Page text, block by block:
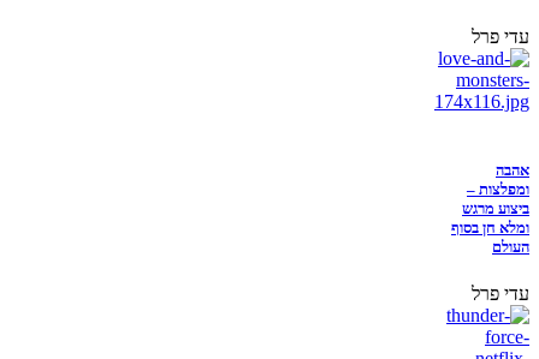
עדי פרל
אהבה
ומפלצות –
ביצוע מרגש
ומלא חן בסוף
העולם
עדי פרל